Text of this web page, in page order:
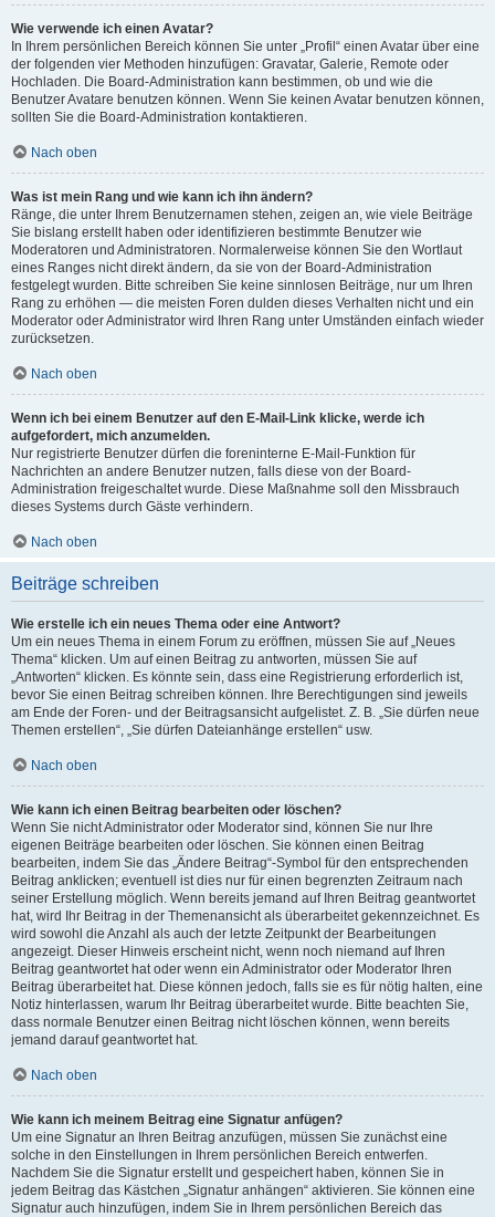
Wie verwende ich einen Avatar?
In Ihrem persönlichen Bereich können Sie unter „Profil“ einen Avatar über eine
der folgenden vier Methoden hinzufügen: Gravatar, Galerie, Remote oder
Hochladen. Die Board-Administration kann bestimmen, ob und wie die
Benutzer Avatare benutzen können. Wenn Sie keinen Avatar benutzen können,
sollten Sie die Board-Administration kontaktieren.
Nach oben
Was ist mein Rang und wie kann ich ihn ändern?
Ränge, die unter Ihrem Benutzernamen stehen, zeigen an, wie viele Beiträge
Sie bislang erstellt haben oder identifizieren bestimmte Benutzer wie
Moderatoren und Administratoren. Normalerweise können Sie den Wortlaut
eines Ranges nicht direkt ändern, da sie von der Board-Administration
festgelegt wurden. Bitte schreiben Sie keine sinnlosen Beiträge, nur um Ihren
Rang zu erhöhen — die meisten Foren dulden dieses Verhalten nicht und ein
Moderator oder Administrator wird Ihren Rang unter Umständen einfach wieder
zurücksetzen.
Nach oben
Wenn ich bei einem Benutzer auf den E-Mail-Link klicke, werde ich
aufgefordert, mich anzumelden.
Nur registrierte Benutzer dürfen die foreninterne E-Mail-Funktion für
Nachrichten an andere Benutzer nutzen, falls diese von der Board-
Administration freigeschaltet wurde. Diese Maßnahme soll den Missbrauch
dieses Systems durch Gäste verhindern.
Nach oben
Beiträge schreiben
Wie erstelle ich ein neues Thema oder eine Antwort?
Um ein neues Thema in einem Forum zu eröffnen, müssen Sie auf „Neues
Thema“ klicken. Um auf einen Beitrag zu antworten, müssen Sie auf
„Antworten“ klicken. Es könnte sein, dass eine Registrierung erforderlich ist,
bevor Sie einen Beitrag schreiben können. Ihre Berechtigungen sind jeweils
am Ende der Foren- und der Beitragsansicht aufgelistet. Z. B. „Sie dürfen neue
Themen erstellen“, „Sie dürfen Dateianhänge erstellen“ usw.
Nach oben
Wie kann ich einen Beitrag bearbeiten oder löschen?
Wenn Sie nicht Administrator oder Moderator sind, können Sie nur Ihre
eigenen Beiträge bearbeiten oder löschen. Sie können einen Beitrag
bearbeiten, indem Sie das „Ändere Beitrag“-Symbol für den entsprechenden
Beitrag anklicken; eventuell ist dies nur für einen begrenzten Zeitraum nach
seiner Erstellung möglich. Wenn bereits jemand auf Ihren Beitrag geantwortet
hat, wird Ihr Beitrag in der Themenansicht als überarbeitet gekennzeichnet. Es
wird sowohl die Anzahl als auch der letzte Zeitpunkt der Bearbeitungen
angezeigt. Dieser Hinweis erscheint nicht, wenn noch niemand auf Ihren
Beitrag geantwortet hat oder wenn ein Administrator oder Moderator Ihren
Beitrag überarbeitet hat. Diese können jedoch, falls sie es für nötig halten, eine
Notiz hinterlassen, warum Ihr Beitrag überarbeitet wurde. Bitte beachten Sie,
dass normale Benutzer einen Beitrag nicht löschen können, wenn bereits
jemand darauf geantwortet hat.
Nach oben
Wie kann ich meinem Beitrag eine Signatur anfügen?
Um eine Signatur an Ihren Beitrag anzufügen, müssen Sie zunächst eine
solche in den Einstellungen in Ihrem persönlichen Bereich entwerfen.
Nachdem Sie die Signatur erstellt und gespeichert haben, können Sie in
jedem Beitrag das Kästchen „Signatur anhängen“ aktivieren. Sie können eine
Signatur auch hinzufügen, indem Sie in Ihrem persönlichen Bereich das